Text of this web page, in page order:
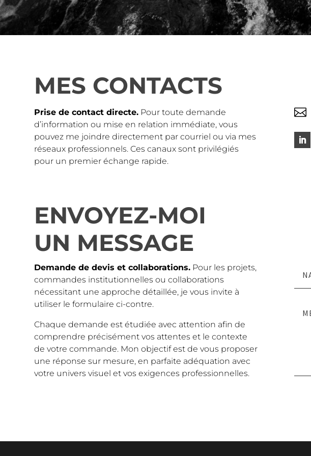
MES CONTACTS
Prise de contact directe. Pour toute demande
d’information ou mise en relation immédiate, vous
pouvez me joindre directement par courriel ou via mes
réseaux professionnels. Ces canaux sont privilégiés
pour un premier échange rapide.

ENVOYEZ-MOI
UN MESSAGE
Demande de devis et collaborations. Pour les projets,
commandes institutionnelles ou collaborations
nécessitant une approche détaillée, je vous invite à
utiliser le formulaire ci-contre.
Chaque demande est étudiée avec attention afin de
comprendre précisément vos attentes et le contexte
de votre commande. Mon objectif est de vous proposer
une réponse sur mesure, en parfaite adéquation avec
votre univers visuel et vos exigences professionnelles.